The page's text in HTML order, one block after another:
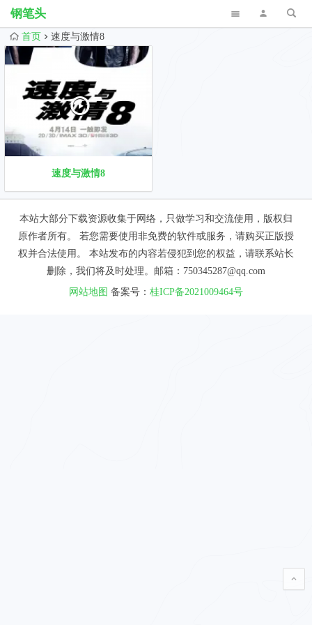
钢笔头
首页 速度与激情8
速度与激情8
本站大部分下载资源收集于网络，只做学习和交流使用，版权归
原作者所有。 若您需要使用非免费的软件或服务，请购买正版授
权并合法使用。 本站发布的内容若侵犯到您的权益，请联系站长
删除，我们将及时处理。邮箱：750345287@qq.com
网站地图 备案号： 桂ICP备2021009464号